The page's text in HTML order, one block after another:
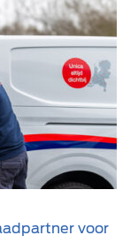
voor